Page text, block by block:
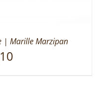
| Marille Marzipan